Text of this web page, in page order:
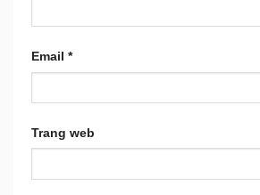
Email *
Trang web